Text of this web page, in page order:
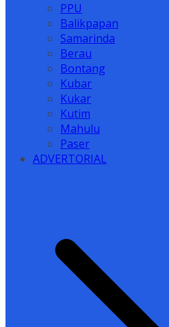
PPU
Balikpapan
Samarinda
Berau
Bontang
Kubar
Kukar
Kutim
Mahulu
Paser
ADVERTORIAL